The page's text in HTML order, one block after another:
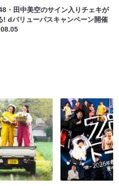
・田中美空のサイン入りチェキが
! dバリューパスキャンペーン開催